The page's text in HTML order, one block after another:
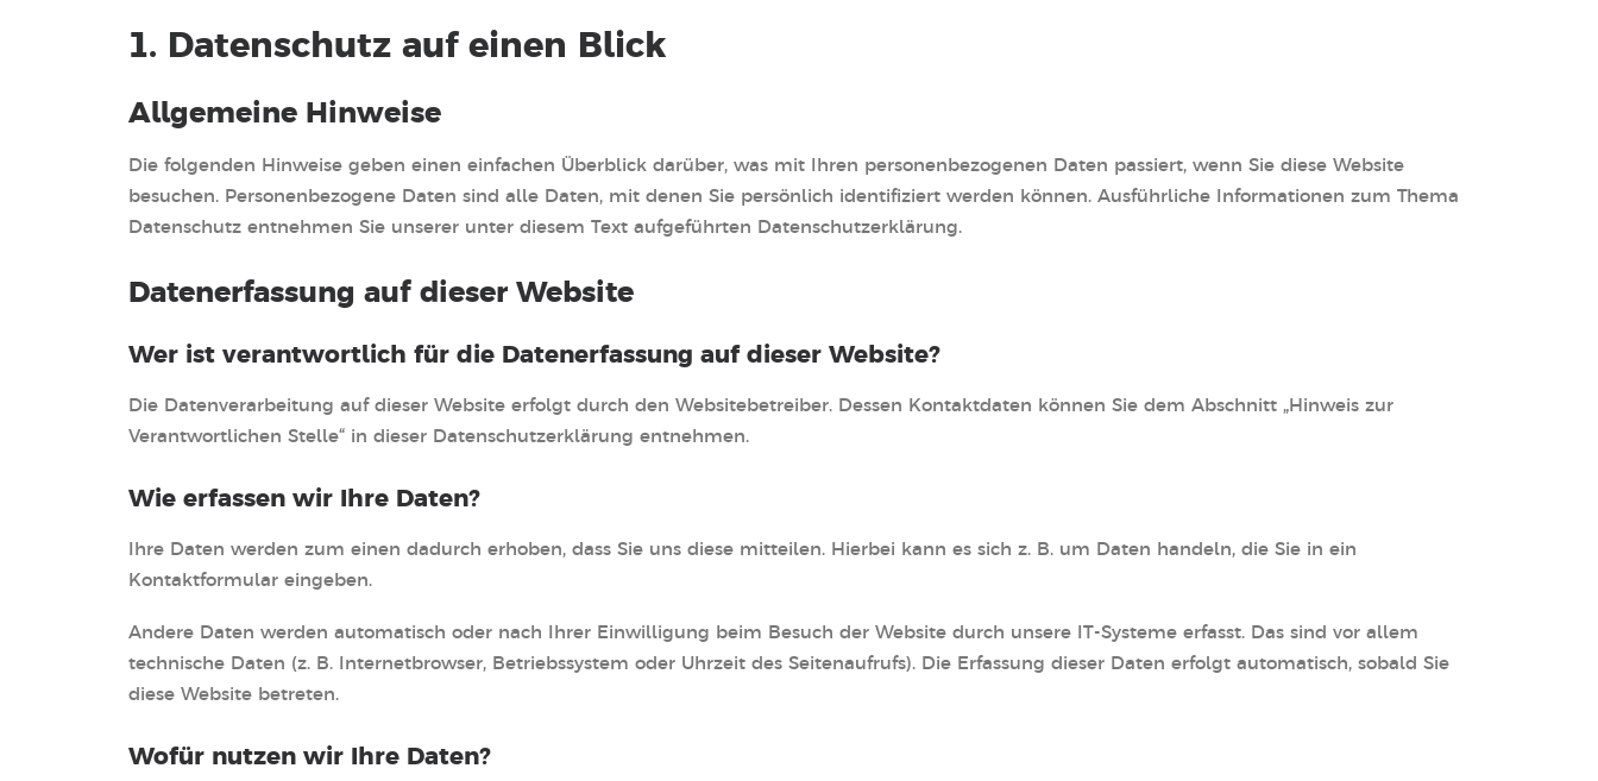
1. Datenschutz auf einen Blick
Allgemeine Hinweise
Die folgenden Hinweise geben einen einfachen Überblick darüber, was mit Ihren personenbezogenen Daten passiert, wenn Sie diese Website
besuchen. Personenbezogene Daten sind alle Daten, mit denen Sie persönlich identifiziert werden können. Ausführliche Informationen zum Thema
Datenschutz entnehmen Sie unserer unter diesem Text aufgeführten Datenschutzerklärung.
Datenerfassung auf dieser Website
Wer ist verantwortlich für die Datenerfassung auf dieser Website?
Die Datenverarbeitung auf dieser Website erfolgt durch den Websitebetreiber. Dessen Kontaktdaten können Sie dem Abschnitt „Hinweis zur
Verantwortlichen Stelle“ in dieser Datenschutzerklärung entnehmen.
Wie erfassen wir Ihre Daten?
Ihre Daten werden zum einen dadurch erhoben, dass Sie uns diese mitteilen. Hierbei kann es sich z. B. um Daten handeln, die Sie in ein
Kontaktformular eingeben.
Andere Daten werden automatisch oder nach Ihrer Einwilligung beim Besuch der Website durch unsere IT-Systeme erfasst. Das sind vor allem
technische Daten (z. B. Internetbrowser, Betriebssystem oder Uhrzeit des Seitenaufrufs). Die Erfassung dieser Daten erfolgt automatisch, sobald Sie
diese Website betreten.
Wofür nutzen wir Ihre Daten?